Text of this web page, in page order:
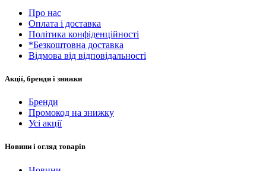
Про нас
Оплата і доставка
Політика конфіденційності
*Безкоштовна доставка
Відмова від відповідальності
Акції, бренди і знижки
Бренди
Промокод на знижку
Усі акції
Новини і огляд товарів